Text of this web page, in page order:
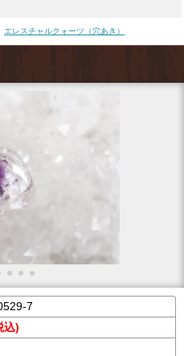
エレスチャルクォーツ（穴あき）
7
込)